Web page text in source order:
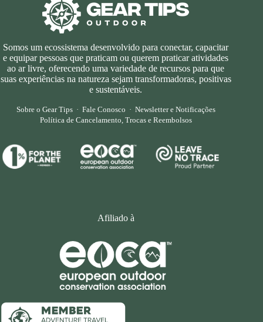
Somos um ecossistema desenvolvido para conectar, capacitar
e equipar pessoas que praticam ou querem praticar atividades
ao ar livre, oferecendo uma variedade de recursos para que
suas experiências na natureza sejam transformadoras, positivas
e sustentáveis.
Sobre o Gear Tips· Fale Conosco · Newsletter e Notificações
Política de Cancelamento, Trocas e Reembolsos
Afiliado à